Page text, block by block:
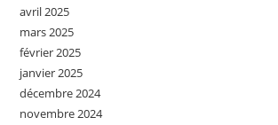
avril 2025
mars 2025
février 2025
janvier 2025
décembre 2024
novembre 2024